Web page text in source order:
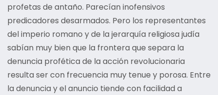
profetas de antaño. Parecían inofensivos
predicadores desarmados. Pero los representantes
del imperio romano y de la jerarquía religiosa judía
sabían muy bien que la frontera que separa la
denuncia profética de la acción revolucionaria
resulta ser con frecuencia muy tenue y porosa. Entre
la denuncia y el anuncio tiende con facilidad a